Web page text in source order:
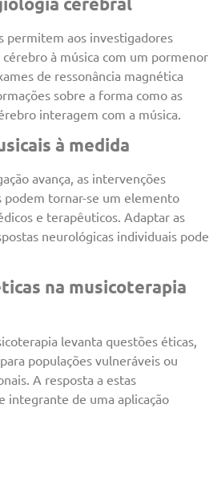
permitem aos investigadores
à música com um pormenor
de ressonância magnética
sobre a forma como as
interagem com a música.
à medida
avança, as intervenções
podem tornar-se um elemento
e terapêuticos. Adaptar as
neurológicas individuais pode
na musicoterapia
levanta questões éticas,
populações vulneráveis ou
A resposta a estas
integrante de uma aplicação